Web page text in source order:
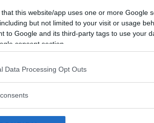
that this website/app uses one or more Google
but not limited to your visit or usage
to Google and its third-party tags to use your
consent section.
Data Processing Opt Outs
Vill